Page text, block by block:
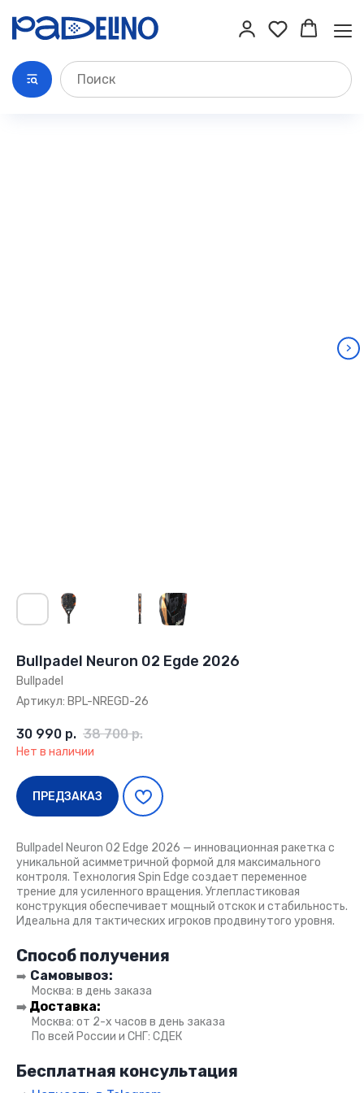
Bullpadel Neuron 02 Egde 2026
Bullpadel
Артикул: BPL-NREGD-26
30 990 р. 38 700 р.
Нет в наличии
ПРЕДЗАКАЗ
Bullpadel Neuron 02 Edge 2026 — инновационная ракетка с
уникальной асимметричной формой для максимального
контроля. Технология Spin Edge создает переменное
трение для усиленного вращения. Углепластиковая
конструкция обеспечивает мощный отскок и стабильность.
Идеальна для тактических игроков продвинутого уровня.
Способ получения
➡️ Самовывоз:
Москва: в день заказа
➡️ Доставка:
Москва: от 2-х часов в день заказа
По всей России и СНГ: СДЕК
Бесплатная консультация